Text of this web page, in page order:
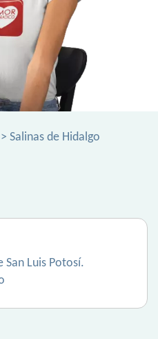
> Salinas de Hidalgo
San Luis Potosí.